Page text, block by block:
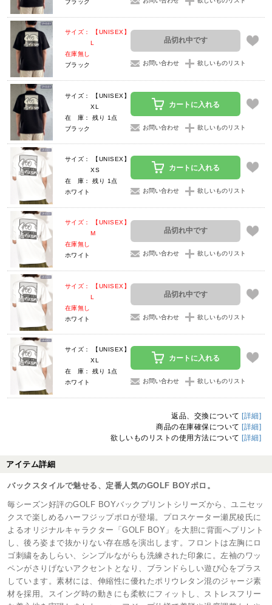
ブラック
サイズ： 【UNISEX】
L
在庫無し
ブラック
品切れ中です
お問い合わせ 欲しいものリスト
サイズ： 【UNISEX】
XL
在 庫： 残り 1点
ブラック
カートに入れる
お問い合わせ 欲しいものリスト
サイズ： 【UNISEX】
XS
在 庫： 残り 1点
ホワイト
カートに入れる
お問い合わせ 欲しいものリスト
サイズ： 【UNISEX】
M
在庫無し
ホワイト
品切れ中です
お問い合わせ 欲しいものリスト
サイズ： 【UNISEX】
L
在庫無し
ホワイト
品切れ中です
お問い合わせ 欲しいものリスト
サイズ： 【UNISEX】
XL
在 庫： 残り 1点
ホワイト
カートに入れる
お問い合わせ 欲しいものリスト
返品、交換について [詳細]
商品の在庫確保について [詳細]
欲しいものリストの使用方法について [詳細]
アイテム詳細
バックスタイルで魅せる、定番人気のGOLF BOYポロ。
毎シーズン好評のGOLF BOYバックプリントシリーズから、ユニセッ
クスで楽しめるハーフジップポロが登場。プロスケーター瀬尻稜氏に
よるオリジナルキャラクター「GOLF BOY」を大胆に背面へプリント
し、後ろ姿まで抜かりない存在感を演出します。フロントは左胸にロ
ゴ刺繍をあしらい、シンプルながらも洗練された印象に。左袖のワッ
ペンがさりげないアクセントとなり、ブランドらしい遊び心をプラス
しています。素材には、伸縮性に優れたポリウレタン混のジャージ素
材を採用。スイング時の動きにも柔軟にフィットし、ストレスフリー